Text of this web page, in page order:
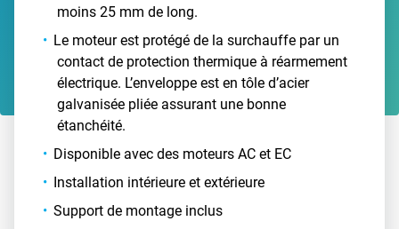
moins 25 mm de long.
Le moteur est protégé de la surchauffe par un
contact de protection thermique à réarmement
électrique. L’enveloppe est en tôle d’acier
galvanisée pliée assurant une bonne
étanchéité.
Disponible avec des moteurs AC et EC
Installation intérieure et extérieure
Support de montage inclus